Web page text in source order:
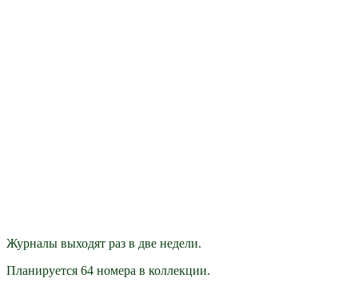
Журналы выходят раз в две недели.
Планируется 64 номера в коллекции.